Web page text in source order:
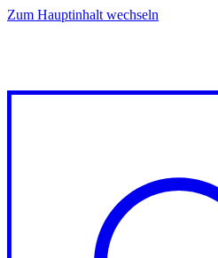
Zum Hauptinhalt wechseln